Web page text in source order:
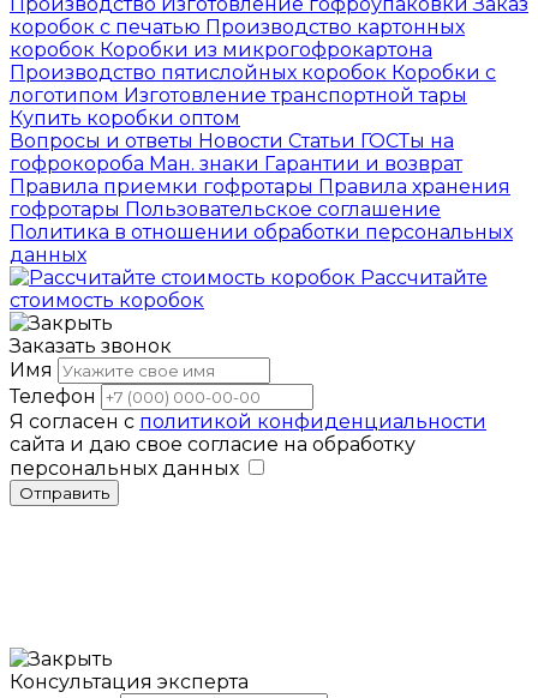
коробок с печатью Производство картонных
коробок Коробки из микрогофрокартона
Производство пятислойных коробок Коробки с
логотипом Изготовление транспортной тары
Купить коробки оптом
Вопросы и ответы Новости Статьи ГОСТы на
гофрокороба Ман. знаки Гарантии и возврат
Правила приемки гофротары Правила хранения
гофротары Пользовательское соглашение
Политика в отношении обработки персональных
данных
Рассчитайте
стоимость коробок
Заказать звонок
Имя
Телефон
Я согласен с политикой конфиденциальности
сайта и даю свое согласие на обработку
персональных данных
Отправить
Консультация эксперта